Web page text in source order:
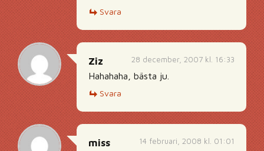
Svara
28 december, 2007 kl. 16:33
Ziz
Hahahaha, bästa ju.
Svara
14 februari, 2008 kl. 01:01
miss